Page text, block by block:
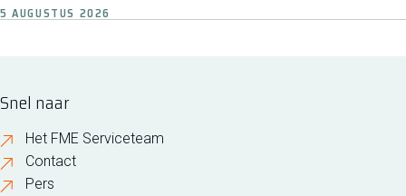
5 AUGUSTUS 2026
Snel naar
Het FME Serviceteam
Contact
Pers